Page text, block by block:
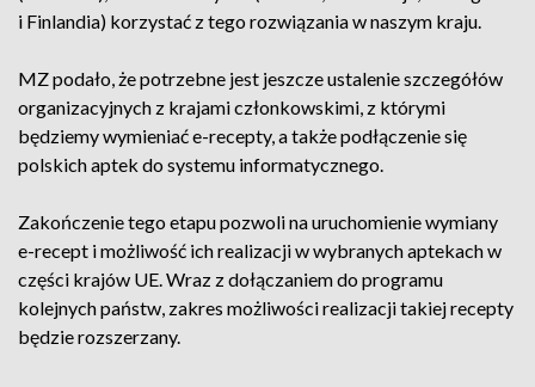
i Finlandia) korzystać z tego rozwiązania w naszym kraju.
MZ podało, że potrzebne jest jeszcze ustalenie szczegółów
organizacyjnych z krajami członkowskimi, z którymi
będziemy wymieniać e-recepty, a także podłączenie się
polskich aptek do systemu informatycznego.
Zakończenie tego etapu pozwoli na uruchomienie wymiany
e-recept i możliwość ich realizacji w wybranych aptekach w
części krajów UE. Wraz z dołączaniem do programu
kolejnych państw, zakres możliwości realizacji takiej recepty
będzie rozszerzany.